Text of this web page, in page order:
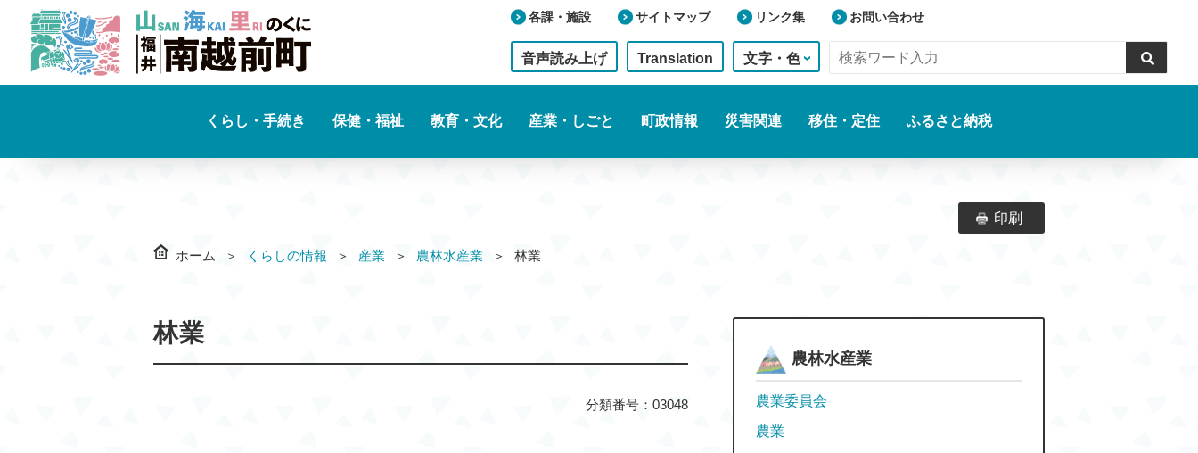
各課・施設 サイトマップ リンク集 お問い合わせ
音声読み上げ Translation 文字・色
くらし・手続き 保健・福祉 教育・文化 産業・しごと 町政情報 災害関連 移住・定住 ふるさと納税
ホーム くらしの情報 産業 農林水産業 林業
印刷
林業
分類番号：03048
農林水産業
農業委員会
農業